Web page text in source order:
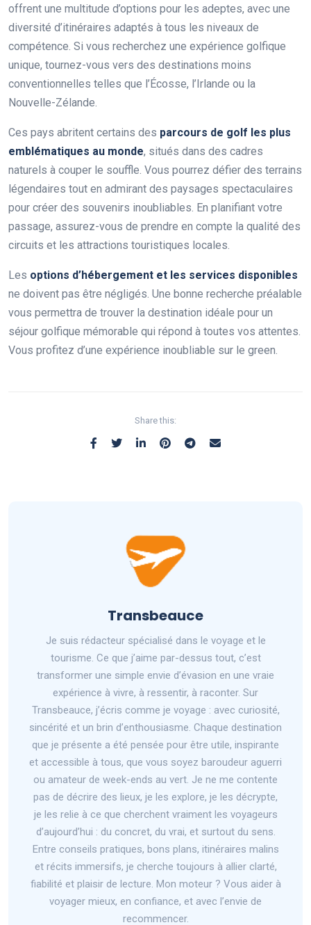
offrent une multitude d’options pour les adeptes, avec une
diversité d’itinéraires adaptés à tous les niveaux de
compétence. Si vous recherchez une expérience golfique
unique, tournez-vous vers des destinations moins
conventionnelles telles que l’Écosse, l’Irlande ou la
Nouvelle-Zélande.
Ces pays abritent certains des parcours de golf les plus
emblématiques au monde, situés dans des cadres
naturels à couper le souffle. Vous pourrez défier des terrains
légendaires tout en admirant des paysages spectaculaires
pour créer des souvenirs inoubliables. En planifiant votre
passage, assurez-vous de prendre en compte la qualité des
circuits et les attractions touristiques locales.
Les options d’hébergement et les services disponibles
ne doivent pas être négligés. Une bonne recherche préalable
vous permettra de trouver la destination idéale pour un
séjour golfique mémorable qui répond à toutes vos attentes.
Vous profitez d’une expérience inoubliable sur le green.
Share this:
Transbeauce
Je suis rédacteur spécialisé dans le voyage et le
tourisme. Ce que j’aime par-dessus tout, c’est
transformer une simple envie d’évasion en une vraie
expérience à vivre, à ressentir, à raconter. Sur
Transbeauce, j’écris comme je voyage : avec curiosité,
sincérité et un brin d’enthousiasme. Chaque destination
que je présente a été pensée pour être utile, inspirante
et accessible à tous, que vous soyez baroudeur aguerri
ou amateur de week-ends au vert. Je ne me contente
pas de décrire des lieux, je les explore, je les décrypte,
je les relie à ce que cherchent vraiment les voyageurs
d’aujourd’hui : du concret, du vrai, et surtout du sens.
Entre conseils pratiques, bons plans, itinéraires malins
et récits immersifs, je cherche toujours à allier clarté,
fiabilité et plaisir de lecture. Mon moteur ? Vous aider à
voyager mieux, en confiance, et avec l’envie de
recommencer.